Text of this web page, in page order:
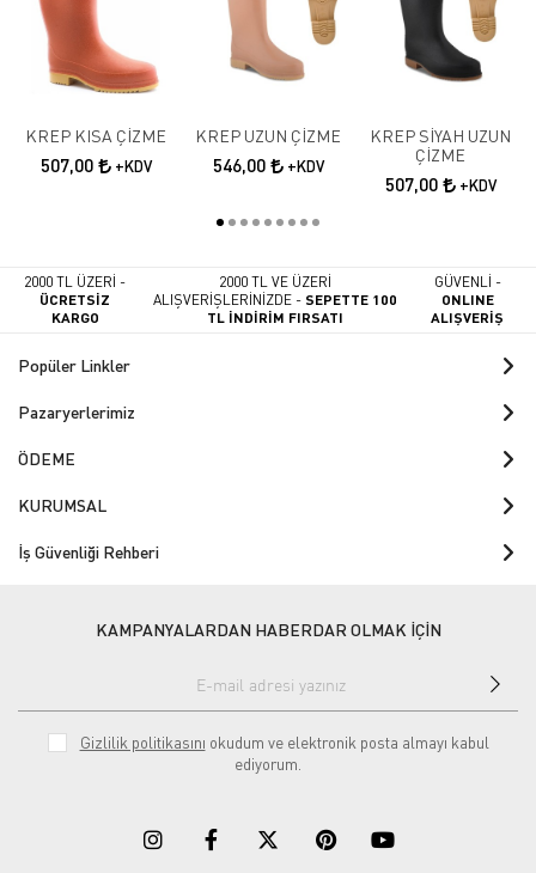
KREP KISA ÇİZME
507,00 +KDV
KREP UZUN ÇİZME
546,00 +KDV
KREP SİYAH UZUN
ÇİZME
507,00 +KDV
2000 TL ÜZERİ -
ÜCRETSİZ
KARGO
2000 TL VE ÜZERİ
ALIŞVERİŞLERİNİZDE -SEPETTE 100
TL İNDİRİM FIRSATI
GÜVENLİ -
ONLINE
ALIŞVERİŞ
Popüler Linkler
Pazaryerlerimiz
ÖDEME
KURUMSAL
İş Güvenliği Rehberi
KAMPANYALARDAN HABERDAR OLMAK İÇİN
Gizlilik politikasını okudum ve elektronik posta almayı kabul
ediyorum.